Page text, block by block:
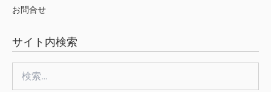
お問合せ
サイト内検索
索: